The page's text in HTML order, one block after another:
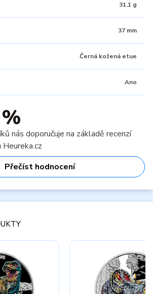
31,1 g
37 mm
Černá kožená etue
Ano
nás doporučuje na základě recenzí
Přečíst hodnocení